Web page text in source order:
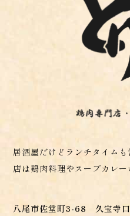
居酒屋だけどランチタイム
店は鶏肉料理やスープカレー
八尾市佐堂町3-68 久宝寺